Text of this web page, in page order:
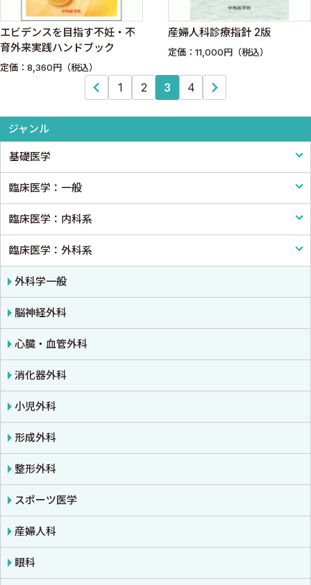
ジャンル
基礎医学
基礎医学一般
解剖学
生理学
免疫学・血清学
公衆衛生学
法医学
臨床医学：一般
臨床医学一般
診断・臨床検査
画像医学・放射線医学・核医学
プライマリケア医学・総合診療
救急医学・集中治療医学
癌・腫瘍一般・緩和医療
栄養・食事療法・輸液・輸血
薬物療法
東洋医学・漢方医学
臨床医学：内科系
内科学一般
感染症
アレルギー・膠原病・リウマチ
内分泌・代謝・糖尿病
腎臓
血液
脳・神経
精神
呼吸器
循環器・血管
心電図・心音図・心エコー
臨床医学：外科系
外科学一般
脳神経外科
心臓・血管外科
消化器外科
小児外科
形成外科
整形外科
スポーツ医学
産婦人科
眼科
エビデンスを目指す不妊・不
育外来実践ハンドブック
定価：8,360円（税込）
産婦人科診療指針 2版
定価：11,000円（税込）
1 2 3 4